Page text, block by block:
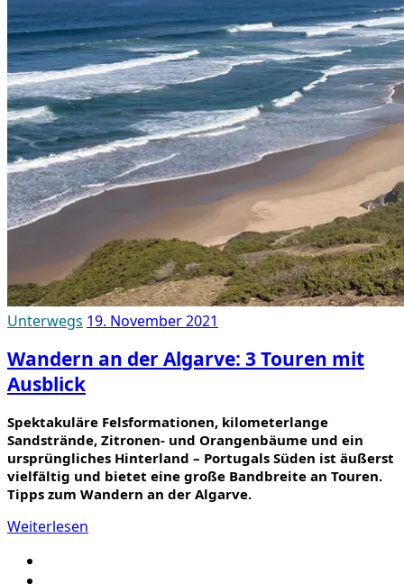
Unterwegs 19. November 2021
Wandern an der Algarve: 3 Touren mit
Ausblick
Spektakuläre Felsformationen, kilometerlange
Sandstrände, Zitronen- und Orangenbäume und ein
ursprüngliches Hinterland – Portugals Süden ist äußerst
vielfältig und bietet eine große Bandbreite an Touren.
Tipps zum Wandern an der Algarve.
Weiterlesen